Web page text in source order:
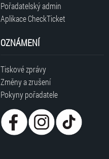
Pořadatelský admin
Aplikace CheckTicket
OZNÁMENÍ
Tiskové zprávy
Změny a zrušení
Pokyny pořadatele